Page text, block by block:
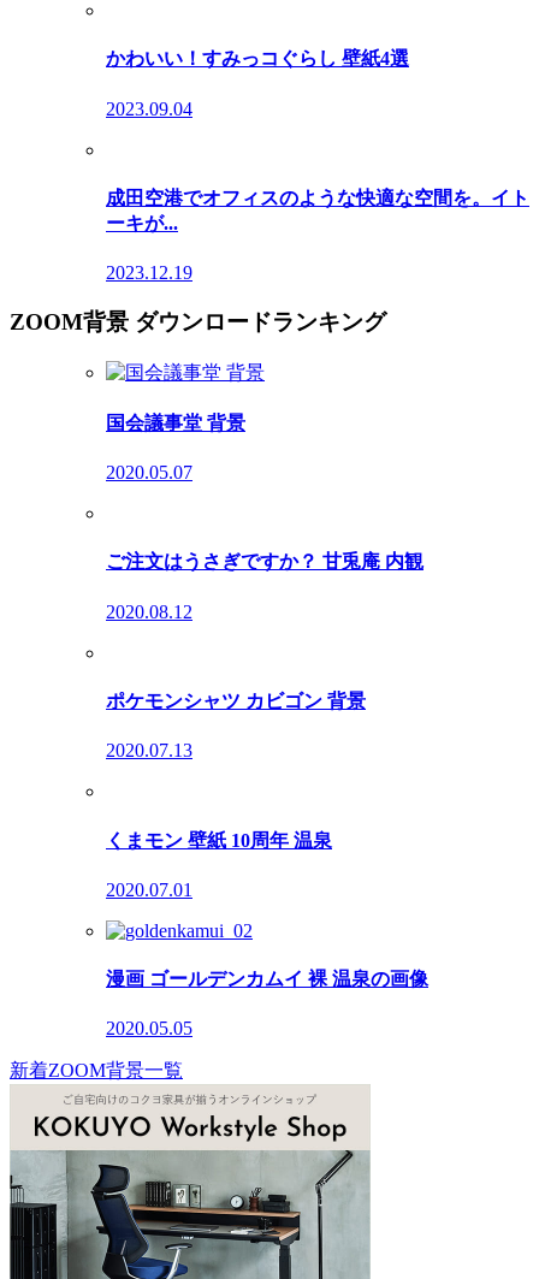
かわいい！すみっコぐらし 壁紙4選
2023.09.04
成田空港でオフィスのような快適な空間を。イト
ーキが...
2023.12.19
ZOOM背景 ダウンロードランキング
国会議事堂 背景
2020.05.07
ご注文はうさぎですか？ 甘兎庵 内観
2020.08.12
ポケモンシャツ カビゴン 背景
2020.07.13
くまモン 壁紙 10周年 温泉
2020.07.01
漫画 ゴールデンカムイ 裸 温泉の画像
2020.05.05
新着ZOOM背景一覧